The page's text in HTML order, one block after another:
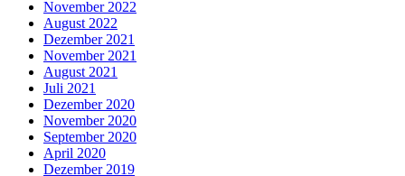
November 2022
August 2022
Dezember 2021
November 2021
August 2021
Juli 2021
Dezember 2020
November 2020
September 2020
April 2020
Dezember 2019